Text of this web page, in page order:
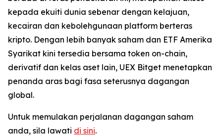
kepada ekuiti dunia sebenar dengan kelajuan,
kecairan dan kebolehgunaan platform berteras
kripto. Dengan lebih banyak saham dan ETF Amerika
Syarikat kini tersedia bersama token on-chain,
derivatif dan kelas aset lain, UEX Bitget menetapkan
penanda aras bagi fasa seterusnya dagangan
global.
Untuk memulakan perjalanan dagangan saham
anda, sila lawati di sini.